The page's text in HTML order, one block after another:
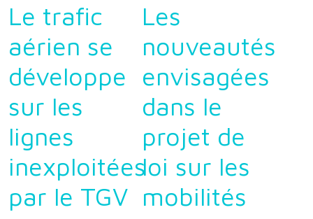
Le trafic
aérien se
développe
sur les
lignes
inexploitées
par le TGV
Les
nouveautés
envisagées
dans le
projet de
loi sur les
mobilités